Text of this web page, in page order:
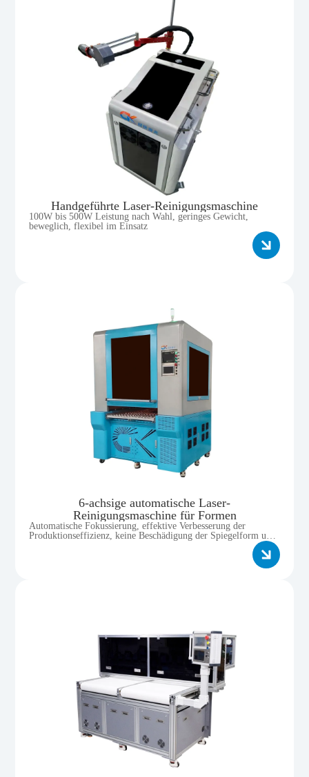
Handgeführte Laser-Reinigungsmaschine
100W bis 500W Leistung nach Wahl, geringes Gewicht,
beweglich, flexibel im Einsatz
6-achsige automatische Laser-
Reinigungsmaschine für Formen
Automatische Fokussierung, effektive Verbesserung der
Produktionseffizienz, keine Beschädigung der Spiegelform und